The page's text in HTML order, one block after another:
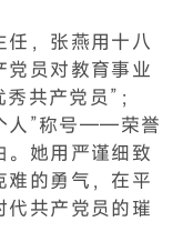
任，张燕用十八
党员对教育事业
共产党员”；
人”称号——荣誉
。她用严谨细致
难的勇气，在平
代共产党员的璀